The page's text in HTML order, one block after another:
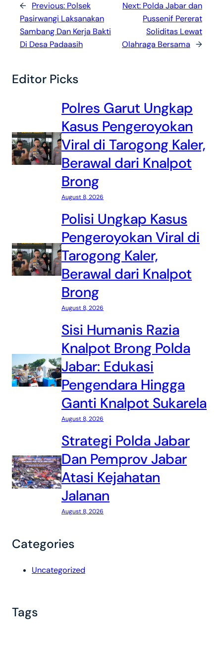
← Previous: Polsek
Pasirwangi Laksanakan
Sambang Dan Kerja Bakti
Di Desa Padaasih
Next: Polda Jabar dan
Pussenif Pererat
Soliditas Lewat
Olahraga Bersama →
Editor Picks
Polres Garut Ungkap
Kasus Pengeroyokan
Viral di Tarogong Kaler,
Berawal dari Knalpot
Brong
August 8, 2026
Polisi Ungkap Kasus
Pengeroyokan Viral di
Tarogong Kaler,
Berawal dari Knalpot
Brong
August 8, 2026
Sisi Humanis Razia
Knalpot Brong Polda
Jabar: Edukasi
Pengendara Hingga
Ganti Knalpot Sukarela
August 8, 2026
Strategi Polda Jabar
Dan Pemprov Jabar
Atasi Kejahatan
Jalanan
August 8, 2026
Categories
Uncategorized
Tags